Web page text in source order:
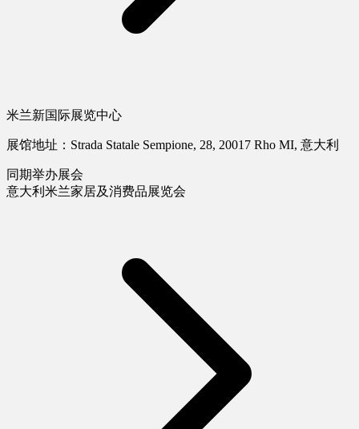
米兰新国际展览中心
展馆地址：Strada Statale Sempione, 28, 20017 Rho MI, 意大利
同期举办展会
意大利米兰家居及消费品展览会